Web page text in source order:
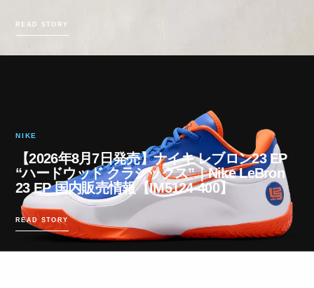
READ STORY
NIKE
【2026年8月7日発売】ナイキ レブロン23 EP
“ハードウッド クラシックス”｜Nike LeBron
23 EP 国内販売情報【IM5124-400】
READ STORY